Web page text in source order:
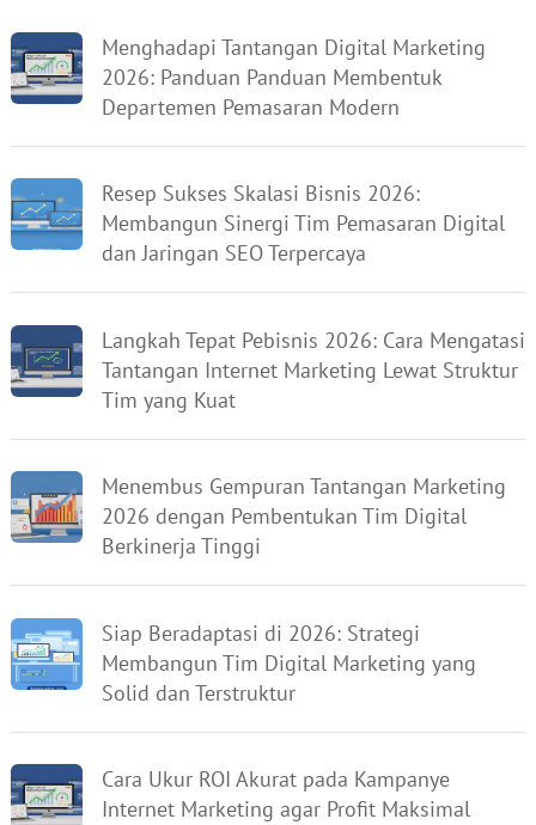
Menghadapi Tantangan Digital Marketing
2026: Panduan Panduan Membentuk
Departemen Pemasaran Modern
Resep Sukses Skalasi Bisnis 2026:
Membangun Sinergi Tim Pemasaran Digital
dan Jaringan SEO Terpercaya
Langkah Tepat Pebisnis 2026: Cara Mengatasi
Tantangan Internet Marketing Lewat Struktur
Tim yang Kuat
Menembus Gempuran Tantangan Marketing
2026 dengan Pembentukan Tim Digital
Berkinerja Tinggi
Siap Beradaptasi di 2026: Strategi
Membangun Tim Digital Marketing yang
Solid dan Terstruktur
Cara Ukur ROI Akurat pada Kampanye
Internet Marketing agar Profit Maksimal